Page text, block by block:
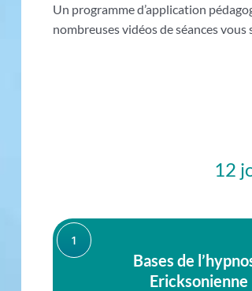
Un programme d’application
nombreuses vidéos de séances
12
1
Bases de
Ericksonienne